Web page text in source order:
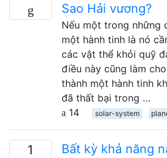
Sao Hải vương?
Nếu một trong những
một hành tinh là nó
các vật thể khỏi quỹ
điều này cũng làm
thành một hành tinh
đã thất bại trong …
14
solar-system
1
Bất kỳ khả năng